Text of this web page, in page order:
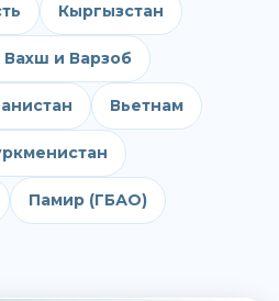
Кыргызстан
Вахш и Варзоб
Вьетнам
Памир (ГБАО)